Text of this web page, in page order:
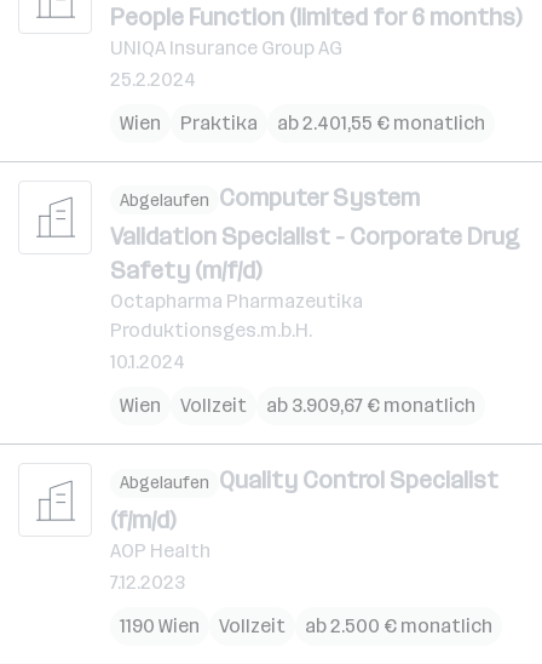
People Function (limited for 6 months)
UNIQA Insurance Group AG
25.2.2024
Wien
Praktika ab 2.401,55 € monatlich
Abgelaufen Computer System
Validation Specialist - Corporate Drug
Safety (m/f/d)
Octapharma Pharmazeutika
Produktionsges.m.b.H.
10.1.2024
Wien
Vollzeit ab 3.909,67 € monatlich
Abgelaufen Quality Control Specialist
(f/m/d)
AOP Health
7.12.2023
1190 Wien
Vollzeit ab 2.500 € monatlich